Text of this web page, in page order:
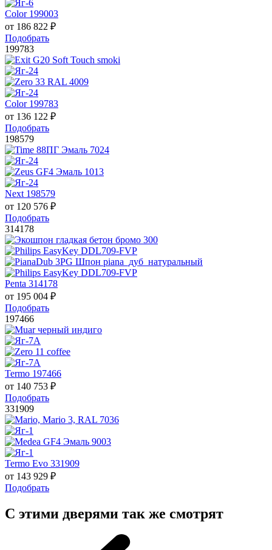
Color 199003
от 186 822 ₽
Подобрать
199783
Color 199783
от 136 122 ₽
Подобрать
198579
Next 198579
от 120 576 ₽
Подобрать
314178
Penta 314178
от 195 004 ₽
Подобрать
197466
Termo 197466
от 140 753 ₽
Подобрать
331909
Termo Evo 331909
от 143 929 ₽
Подобрать
С этими дверями так же смотрят